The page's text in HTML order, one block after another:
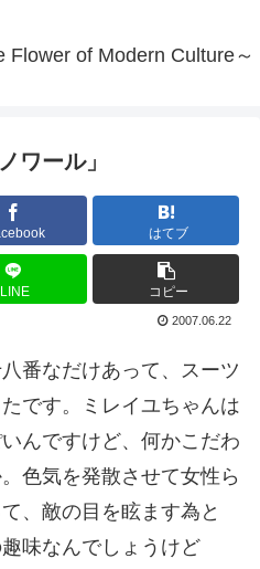
of Modern Culture～
ワール」
はてブ
LINE コピー
2007.06.22
番なだけあって、スーツ
です。ミレイユちゃんは
んですけど、何かこだわ
色気を発散させて女性ら
、敵の目を眩ます為と
味なんでしょうけど